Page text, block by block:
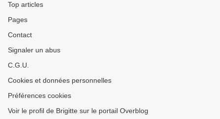
Top articles
Pages
Contact
Signaler un abus
C.G.U.
Cookies et données personnelles
Préférences cookies
Voir le profil de Brigitte sur le portail Overblog